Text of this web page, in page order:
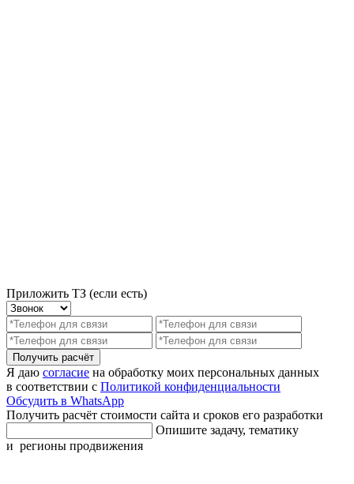
Приложить ТЗ (если есть)
Получить расчёт
Я даю согласие на обработку моих персональных данных
в соответствии с Политикой конфиденциальности
Обсудить в WhatsApp
Получить расчёт стоимости сайта и сроков его разработки
Опишите задачу, тематику
и регионы продвижения